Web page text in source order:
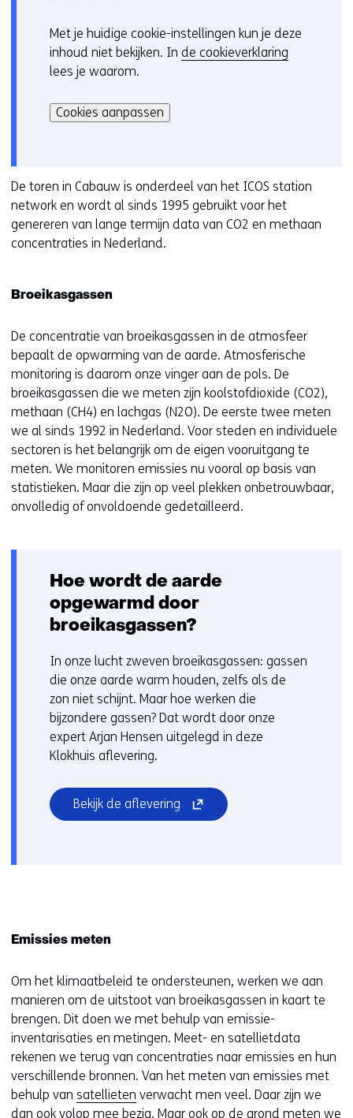
C
o
o
i
o
r
k
e
w
j
z
i
g
e
n
Met je huidige cookie-instellingen kun je deze
inhoud niet bekijken. In de cookieverklaring
lees je waarom.
kan
het
cookies
op
deze
website
of
Cookies aanpassen
De toren in Cabauw is onderdeel van het ICOS station
network en wordt al sinds 1995 gebruikt voor het
genereren van lange termijn data van CO2 en methaan
concentraties in Nederland.
Broeikasgassen
De concentratie van broeikasgassen in de atmosfeer
bepaalt de opwarming van de aarde. Atmosferische
monitoring is daarom onze vinger aan de pols. De
broeikasgassen die we meten zijn koolstofdioxide (CO2),
methaan (CH4) en lachgas (N2O). De eerste twee meten
we al sinds 1992 in Nederland. Voor steden en individuele
sectoren is het belangrijk om de eigen vooruitgang te
meten. We monitoren emissies nu vooral op basis van
statistieken. Maar die zijn op veel plekken onbetrouwbaar,
onvolledig of onvoldoende gedetailleerd.
Hoe wordt de aarde
opgewarmd door
broeikasgassen?
In onze lucht zweven broeikasgassen: gassen
die onze aarde warm houden, zelfs als de
zon niet schijnt. Maar hoe werken die
bijzondere gassen? Dat wordt door onze
expert Arjan Hensen uitgelegd in deze
Klokhuis aflevering.
Bekijk de aflevering (opent
in
Emissies meten
Om het klimaatbeleid te ondersteunen, werken we aan
manieren om de uitstoot van broeikasgassen in kaart te
brengen. Dit doen we met behulp van emissie-
inventarisaties en metingen. Meet- en satellietdata
rekenen we terug van concentraties naar emissies en hun
verschillende bronnen. Van het meten van emissies met
behulp van satellieten verwacht men veel. Daar zijn we
dan ook volop mee bezig. Maar ook op de grond meten we